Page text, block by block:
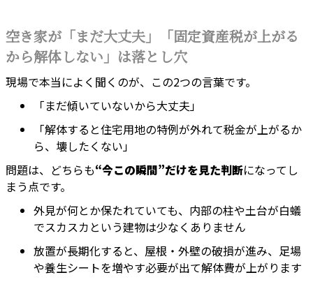
空き家が「まだ大丈夫」「固定資産税が上がる
から解体しない」は落とし穴
現場で本当によく聞くのが、この2つの言葉です。
「まだ傾いていないから大丈夫」
「解体すると住宅用地の特例が外れて税金が上がるか
ら、壊したくない」
問題は、どちらも“今この瞬間”だけを見た判断になってし
まう点です。
外見が何とか保たれていても、内部の柱や土台が白蟻
でスカスカという建物は少なくありません
放置が長期化すると、屋根・外壁の破損が進み、足場
や養生シートを増やす必要が出て解体費が上がります